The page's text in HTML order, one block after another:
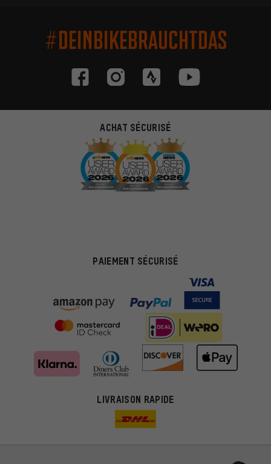
#DEINBIKEBRAUCHTDAS
ACHAT SÉCURISÉ
PAIEMENT SÉCURISÉ
LIVRAISON RAPIDE